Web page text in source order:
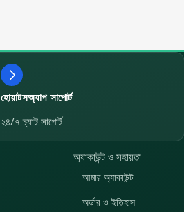
হোয়াটসঅ্যাপ সাপোর্ট
২৪/৭ চ্যাট সাপোর্ট
অ্যাকাউন্ট ও সহায়তা
আমার অ্যাকাউন্ট
অর্ডার ও ইতিহাস